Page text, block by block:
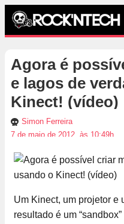
Agora é
e lagos de
Kinect! (vídeo)
Simon Ferreira
7 de maio de 2012, às 10:49h
Um Kinect, um projetor e
resultado é um